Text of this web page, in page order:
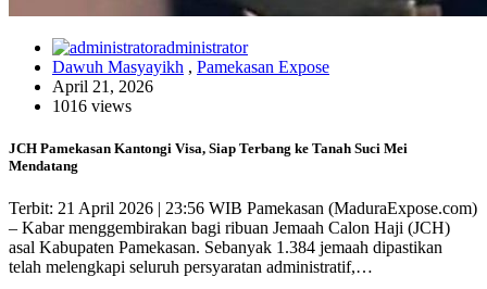
administrator
Dawuh Masyayikh , Pamekasan Expose
April 21, 2026
1016 views
JCH Pamekasan Kantongi Visa, Siap Terbang ke Tanah Suci Mei
Mendatang
Terbit: 21 April 2026 | 23:56 WIB Pamekasan (MaduraExpose.com)
– Kabar menggembirakan bagi ribuan Jemaah Calon Haji (JCH)
asal Kabupaten Pamekasan. Sebanyak 1.384 jemaah dipastikan
telah melengkapi seluruh persyaratan administratif,…